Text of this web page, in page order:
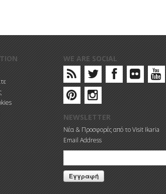
WE ARE SOCIAL
NEWSLETTER
Νέα & Προσφορές από το Visit Ikaria
Email Address